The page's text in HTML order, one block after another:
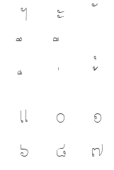
ฯ ะ
แ ๐ ๑
๖ ๗ ๘